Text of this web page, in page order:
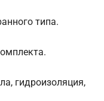
типа.
гидроизоляция,